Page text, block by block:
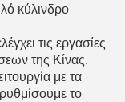
κύλινδρο
τις εργασίες
της Κίνας.
με τα
το